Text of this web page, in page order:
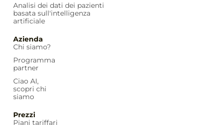
Analisi dei dati dei pazienti
basata sull'intelligenza
artificiale
Azienda
Chi siamo?
Programma
partner
Ciao AI,
scopri chi
siamo
Prezzi
Piani tariffari